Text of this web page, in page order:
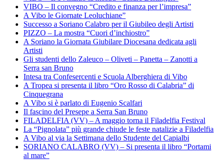
VIBO – Il convegno “Credito e finanza per l’impresa”
A Vibo le Giornate Leoluchiane”
Successo a Soriano Calabro per il Giubileo degli Artisti
PIZZO – La mostra “Cuori d’inchiostro”
A Soriano la Giornata Giubilare Diocesana dedicata agli
Artisti
Gli studenti dello Zaleuco – Oliveti – Panetta – Zanotti a
Serra san Bruno
Intesa tra Confesercenti e Scuola Alberghiera di Vibo
A Tropea si presenta il libro “Oro Rosso di Calabria” di
Cinquegrana
A Vibo si è parlato di Eugenio Scalfari
Il fascino del Presepe a Serra San Bruno
FILADELFIA (VV) – A maggio torna il Filadelfia Festival
La “Pignolata” più grande chiude le feste natalizie a Filadelfia
A Vibo al via la Settimana dello Studente del Capialbi
SORIANO CALABRO (VV) – Si presenta il libro “Portami
al mare”